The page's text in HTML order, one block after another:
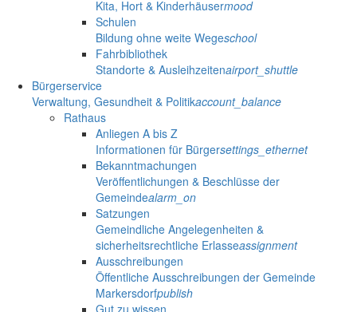
Kita, Hort & Kinderhäusermood
Schulen
Bildung ohne weite Wegeschool
Fahrbibliothek
Standorte & Ausleihzeitenairport_shuttle
Bürgerservice
Verwaltung, Gesundheit & Politikaccount_balance
Rathaus
Anliegen A bis Z
Informationen für Bürgersettings_ethernet
Bekanntmachungen
Veröffentlichungen & Beschlüsse der
Gemeindealarm_on
Satzungen
Gemeindliche Angelegenheiten &
sicherheitsrechtliche Erlasseassignment
Ausschreibungen
Öffentliche Ausschreibungen der Gemeinde
Markersdorfpublish